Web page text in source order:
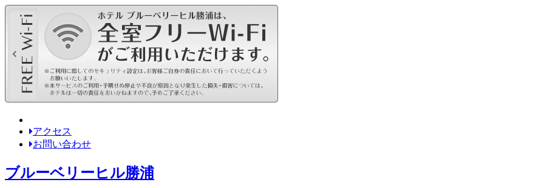
アクセス
お問い合わせ
ブルーベリーヒル勝浦